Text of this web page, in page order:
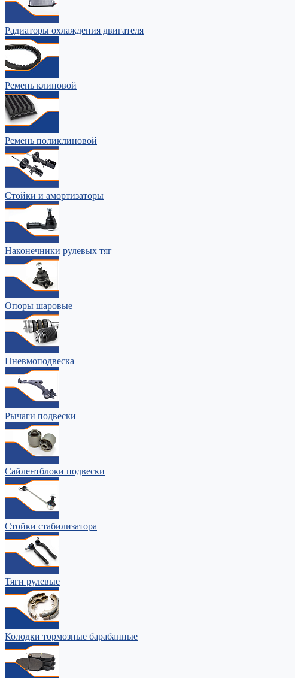
Радиаторы охлаждения двигателя
Ремень клиновой
Ремень поликлиновой
Стойки и амортизаторы
Наконечники рулевых тяг
Опоры шаровые
Пневмоподвеска
Рычаги подвески
Сайлентблоки подвески
Стойки стабилизатора
Тяги рулевые
Колодки тормозные барабанные